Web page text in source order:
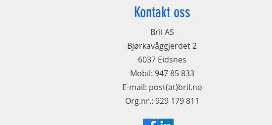
Kontakt oss
Bril AS
Bjørkavåggjerdet 2
6037 Eidsnes
Mobil: 947 85 833
E-mail: post(at)bril.no
Org.nr.: 929 179 811